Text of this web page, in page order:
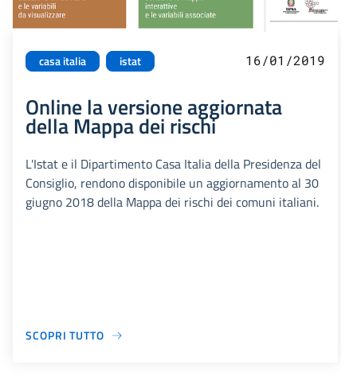
casa italia istat 16/01/2019
Online la versione aggiornata
della Mappa dei rischi
L'Istat e il Dipartimento Casa Italia della Presidenza del
Consiglio, rendono disponibile un aggiornamento al 30
giugno 2018 della Mappa dei rischi dei comuni italiani.
SCOPRI TUTTO